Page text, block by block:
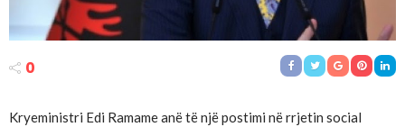
0
Kryeministri Edi Ramame anë të një postimi në rrjetin social